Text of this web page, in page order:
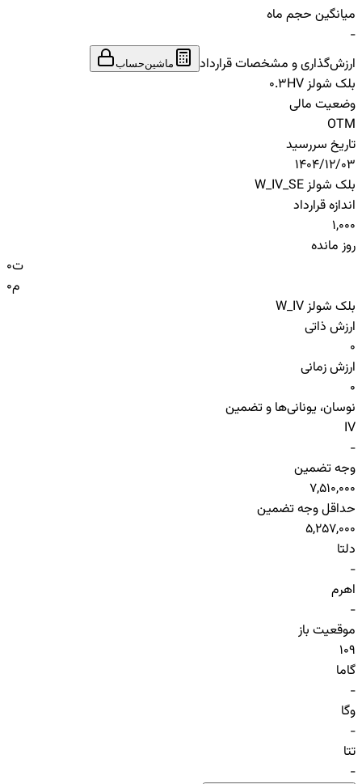
میانگین حجم ماه
-
ارزش‌گذاری و مشخصات قرارداد
ماشین‌حساب
بلک شولز HV
0.3
وضعیت مالی
OTM
تاریخ سررسید
1404/12/03
بلک شولز W_IV_SE
اندازه قرارداد
1,000
روز مانده
0ت
0م
بلک شولز W_IV
ارزش ذاتی
0
ارزش زمانی
0
نوسان، یونانی‌ها و تضمین
IV
-
وجه تضمین
7,510,000
حداقل وجه تضمین
5,257,000
دلتا
-
اهرم
-
موقعیت باز
109
گاما
-
وگا
-
تتا
-